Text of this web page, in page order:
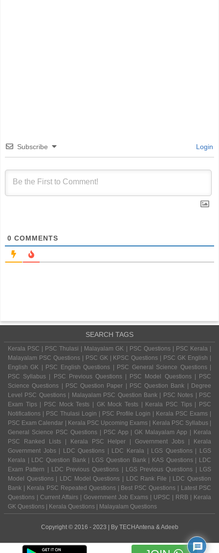
Subscribe Login
0 COMMENTS
SEARCH TAGS
Kerala PSC | PSC Thulasi | Malayalam GK | PSC Questions | PSC Kerala |
Malayalam PSC Questions | PSC GK | KPSC Questions | PSC GK English |
English GK | PSC English Questions | PSC General Science Questions |
PSC Syllabus | PSC Previous Questions | PSC Model Questions | PSC
Science Questions | PSC Question Paper | PSC Question Bank | Degree
Level PSC Questions | Malayalam PSC Question Bank | PSC Notes | PSC
Exam Tips | PSC Mock Tests | GK Mock Tests | Kerala PSC Tips | PSC
Notifications | PSC Thulasi Login | PSC Profile Login | Kerala PSC Exams |
PSC Exam Calendar | Kerala PSC Upcoming Exams | Kerala PSC Syllabus |
General Science PSC Questions | PSC App | GK Malayalam App | Kerala
PSC Ranked Lists | Kerala PSC Helper | Government Jobs | Kerala
Government Jobs | LDC Questions | LDC Kerala | LGS Questions | LGS
Kerala | LDC Question Bank | LGS Question Bank | KAS Questions | LDC
Exam Pattern | LDC Previous Questions | LGS Previous Questions | LGS
Model Questions | LDC Model Questions | LDC Rank File | LDC Question
Bank | Kerala PSC Repeated Questions | Best PSC Questions | Latest PSC
Questions | Current Affairs | Government Job Exams | UPSC | RRB | Kerala
GK Questions | Kerala Questions | Malayalam Questions
Copyright © 2016 - 2023 | By TECHAntena & Adeeb